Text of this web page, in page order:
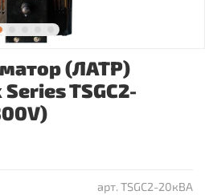
арт.TSGC2-20кВА
(ЛАТР)
TSGC2-